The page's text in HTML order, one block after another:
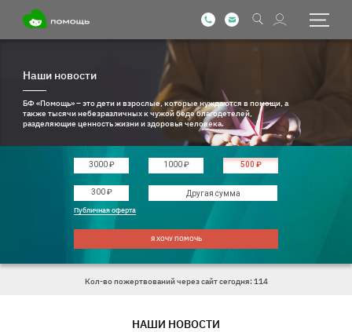
Наши новости
БФ «Помощь» – это дети и взрослые, которые нуждаются в помощи, а
также тысячи небезразличных к чужой беде благодетелей,
разделяющие ценность жизни и здоровья человека.
3000 ₽ 1000 ₽ 500 ₽
300 ₽ Введите другую сумму
Публичная оферта
Я ХОЧУ ПОМОЧЬ
Кол-во пожертвований через сайт сегодня: 114
НАШИ НОВОСТИ